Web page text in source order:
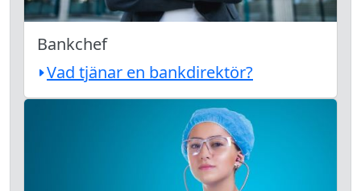
Bankchef
Vad tjänar en bankdirektör?